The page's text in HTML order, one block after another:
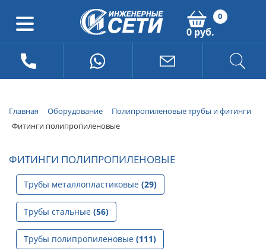
0
0 руб.
Главная Оборудование
Полипропиленовые трубы и фитинги
Фитинги полипропиленовые
ФИТИНГИ ПОЛИПРОПИЛЕНОВЫЕ
Трубы металлопластиковые (29)
Трубы стальные (56)
Трубы полипропиленовые (111)